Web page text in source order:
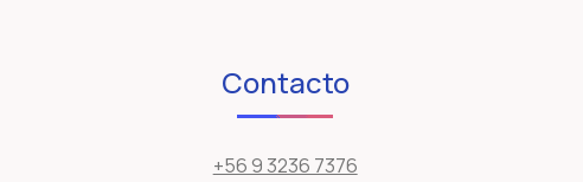
Contacto
+56 9 3236 7376